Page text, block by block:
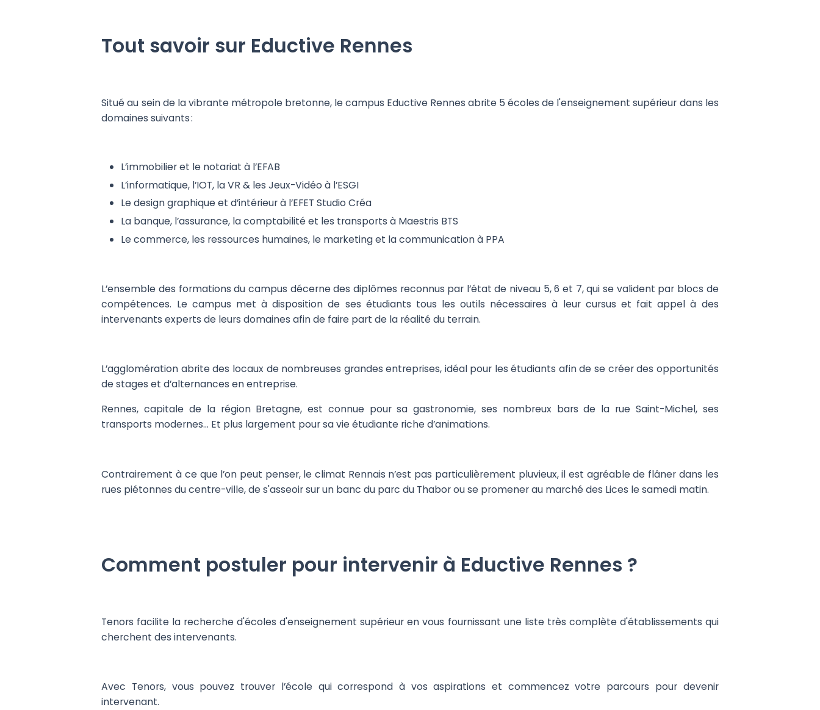
Tout savoir sur Eductive Rennes
Situé au sein de la vibrante métropole bretonne, le campus Eductive Rennes abrite 5 écoles de l'enseignement supérieur dans les
domaines suivants :
L’immobilier et le notariat à l’EFAB
L’informatique, l’IOT, la VR & les Jeux-Vidéo à l’ESGI
Le design graphique et d’intérieur à l’EFET Studio Créa
La banque, l’assurance, la comptabilité et les transports à Maestris BTS
Le commerce, les ressources humaines, le marketing et la communication à PPA
L’ensemble des formations du campus décerne des diplômes reconnus par l’état de niveau 5, 6 et 7, qui se valident par blocs de
compétences. Le campus met à disposition de ses étudiants tous les outils nécessaires à leur cursus et fait appel à des
intervenants experts de leurs domaines afin de faire part de la réalité du terrain.
L’agglomération abrite des locaux de nombreuses grandes entreprises, idéal pour les étudiants afin de se créer des opportunités
de stages et d’alternances en entreprise.
Rennes, capitale de la région Bretagne, est connue pour sa gastronomie, ses nombreux bars de la rue Saint-Michel, ses
transports modernes… Et plus largement pour sa vie étudiante riche d’animations.
Contrairement à ce que l’on peut penser, le climat Rennais n’est pas particulièrement pluvieux, il est agréable de flâner dans les
rues piétonnes du centre-ville, de s'asseoir sur un banc du parc du Thabor ou se promener au marché des Lices le samedi matin.
Comment postuler pour intervenir à Eductive Rennes ?
Tenors facilite la recherche d'écoles d'enseignement supérieur en vous fournissant une liste très complète d'établissements qui
cherchent des intervenants.
Avec Tenors, vous pouvez trouver l’école qui correspond à vos aspirations et commencez votre parcours pour devenir
intervenant.